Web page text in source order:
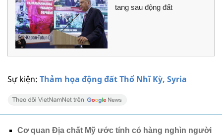
Sự kiện: Thảm họa động đất Thổ Nhĩ Kỳ, Syria
tang sau động đất
Cơ quan Địa chất Mỹ ước tính có hàng nghìn người